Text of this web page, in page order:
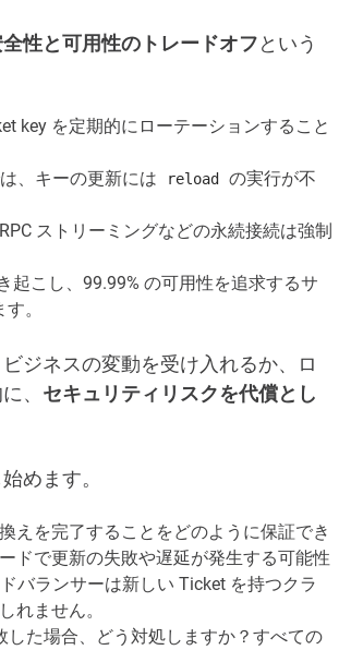
性と可用性のトレードオフという
key を定期的にローテーションすること
、キーの更新には reload の実行が不
ストリーミングなどの永続接続は強制
起こし、99.99% の可用性を追求するサ
。
ジネスの変動を受け入れるか、ロ
、 セキュリティリスクを代償とし
めます。
えを完了することをどのように保証でき
ドで更新の失敗や遅延が発生する可能性
バランサーは新しい Ticket を持つクラ
れません。
した場合、どう対処しますか？すべての